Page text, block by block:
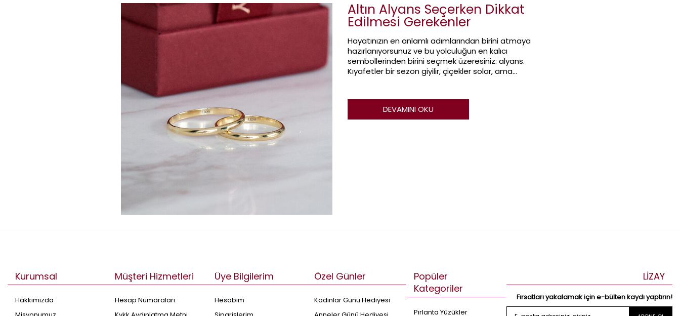
Altın Alyans Seçerken Dikkat
Edilmesi Gerekenler
Hayatınızın en anlamlı adımlarından birini atmaya
hazırlanıyorsunuz ve bu yolculuğun en kalıcı
sembollerinden birini seçmek üzeresiniz: alyans.
Kıyafetler bir sezon giyilir, çiçekler solar, ama
verilecek bir karar değildir.
DEVAMINI OKU
Kurumsal
Hakkımızda
Müşteri Hizmetleri
Hesap Numaraları
Üye Bilgilerim
Hesabım
Özel Günler
Kadınlar Günü Hediyesi
Popüler
Kategoriler
Pırlanta Yüzükler
LİZAY
Fırsatları yakalamak için e-bülten kaydı yaptırın!